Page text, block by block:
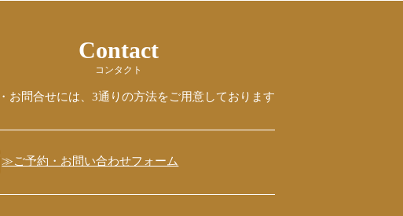
Contact
コンタクト
お問合せには、3通りの方法をご用意しております
≫ご予約・お問い合わせフォーム